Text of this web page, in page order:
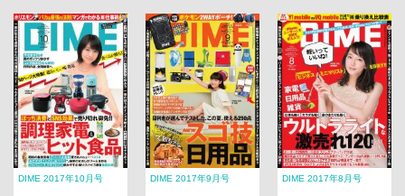
DIME 2017年10月号 DIME 2017年9月号 DIME 2017年8月号